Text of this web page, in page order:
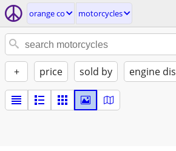
orange co motorcycles
+ price sold by engine